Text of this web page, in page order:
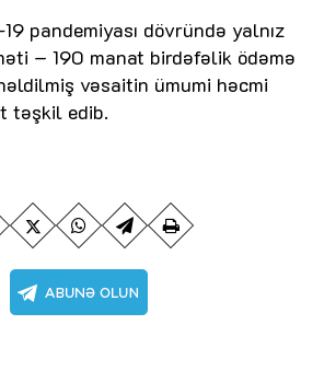
pandemiyası dövründə yalnız
– 190 manat birdəfəlik ödəmə
vəsaitin ümumi həcmi
təşkil edib.